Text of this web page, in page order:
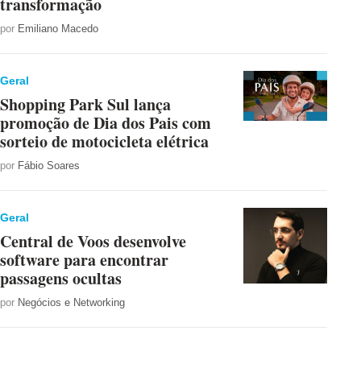
transformação
por Emiliano Macedo
Geral
Shopping Park Sul lança
promoção de Dia dos Pais com
sorteio de motocicleta elétrica
por Fábio Soares
Geral
Central de Voos desenvolve
software para encontrar
passagens ocultas
por Negócios e Networking